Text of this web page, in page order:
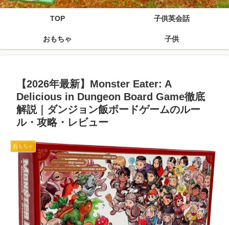
TOP 子供英会話
おもちゃ 子供
【2026年最新】Monster Eater: A
Delicious in Dungeon Board Game徹底
解説｜ダンジョン飯ボードゲームのルー
ル・攻略・レビュー
おもちゃ